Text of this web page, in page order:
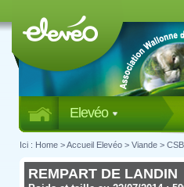
Elevéo
Ici : Home >Accueil Elevéo > Viande > CSB
REMPART DE LANDIN